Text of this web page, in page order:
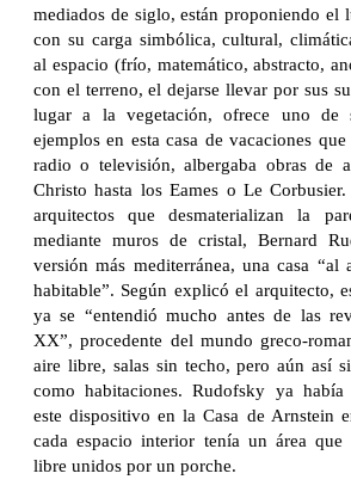
mediados de siglo, están proponiendo el
con su carga simbólica, cultural,
al espacio (frío, matemático, abstracto,
con el terreno, el dejarse llevar por sus
lugar a la vegetación, ofrece uno de
ejemplos en esta casa de vacaciones
radio o televisión, albergaba obras de
Christo hasta los Eames o Le
arquitectos que desmaterializan la
mediante muros de cristal, Bernard
versión más mediterránea, una casa
habitable”. Según explicó el arquitecto,
ya se “entendió mucho antes de las
XX”, procedente del mundo greco-
aire libre, salas sin techo, pero aún así
como habitaciones. Rudofsky ya había
este dispositivo en la Casa de Arnstein
cada espacio interior tenía un área que
libre unidos por un porche.